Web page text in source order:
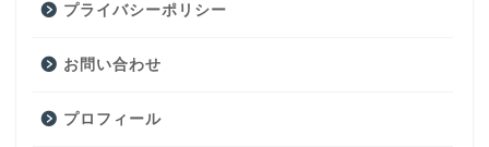
プライバシーポリシー
お問い合わせ
プロフィール